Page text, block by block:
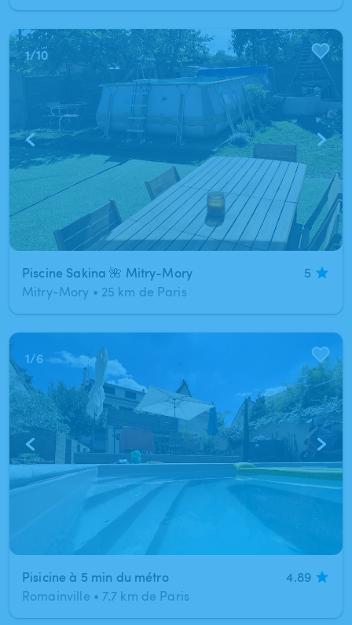
1/10
Piscine Sakina 🌺 Mitry-Mory
5
Mitry-Mory • 25 km de Paris
1/6
Pisicine à 5 min du métro
4.89
Romainville • 7.7 km de Paris